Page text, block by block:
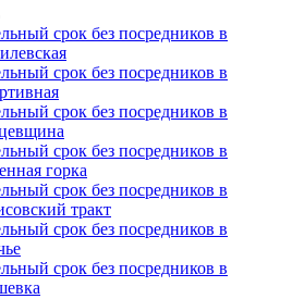
срок без посредников в
срок без посредников в
срок без посредников в
срок без посредников в
горка
срок без посредников в
тракт
срок без посредников в
срок без посредников в